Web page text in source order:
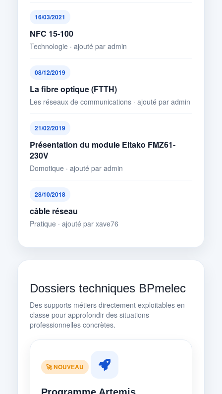
16/03/2021
NFC 15-100
Technologie · ajouté par admin
08/12/2019
La fibre optique (FTTH)
Les réseaux de communications · ajouté par admin
21/02/2019
Présentation du module Eltako FMZ61-
230V
Domotique · ajouté par admin
28/10/2018
câble réseau
Pratique · ajouté par xave76
Dossiers techniques BPmelec
Des supports métiers directement exploitables en
classe pour approfondir des situations
professionnelles concrètes.
🚀 NOUVEAU